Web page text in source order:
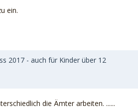
ein.
2017 - auch für Kinder über 12
die Ämter arbeiten. ......